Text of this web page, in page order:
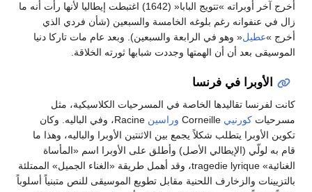
أخرج آخر أوبراته »تتويج البابا« (1642) اغتبطت إيطاليا لأنها رأت أنه ما
زال في عنفوانه رغم بلوغه الخامسة والسبعين (شأن فردي الذي
أخرج »عطيل« وهو في الرابعة والسبعين). وبعد عام مات تاركا دنيا
الموسيقى بعد أن أن الهمتها وجددت شبابها ثورته الخلاقة.
الأوبرا في فرنسا
كانت لفرنسا تقاليدها الخاصة في المسرحيات الكلاسيكية، مثل
مسرحيات كورنيي وراسين
Racine، وفي الباليه. وكان
تكوين الأوبرا يتطلب شكلاً يجمع بين الاثنتين الأوبرا والباليه، وهذا ما
قام به لولّي (الإيطالي الأصل) وأطلق على الأوبرا اسم «المأساة
الغنائية» tragedie lyrique، وقد أهمل طريقة «الغناء الجميل» الممتلئة
بالتزيينات والزخارف اللحنية مقابل تطويع الموسيقى للنص متبنياً أسلوباً